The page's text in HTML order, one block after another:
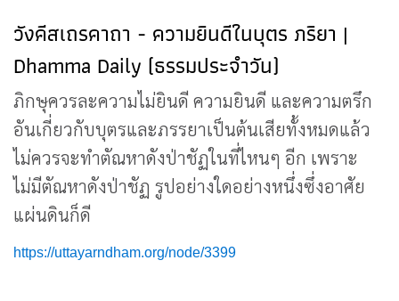
วังคีสเถรคาถา - ความยินดีในบุตร ภริยา |
Dhamma Daily (ธรรมประจำวัน)
ภิกษุควรละความไม่ยินดี ความยินดี และความตรึก
อันเกี่ยวกับบุตรและภรรยาเป็นต้นเสียทั้งหมดแล้ว
ไม่ควรจะทำตัณหาดังป่าชัฏในที่ไหนๆ อีก เพราะ
ไม่มีตัณหาดังป่าชัฏ รูปอย่างใดอย่างหนึ่งซึ่งอาศัย
แผ่นดินก็ดี
https://uttayarndham.org/node/3399